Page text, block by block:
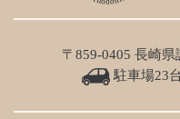
〒859-0405 長崎
駐車場23